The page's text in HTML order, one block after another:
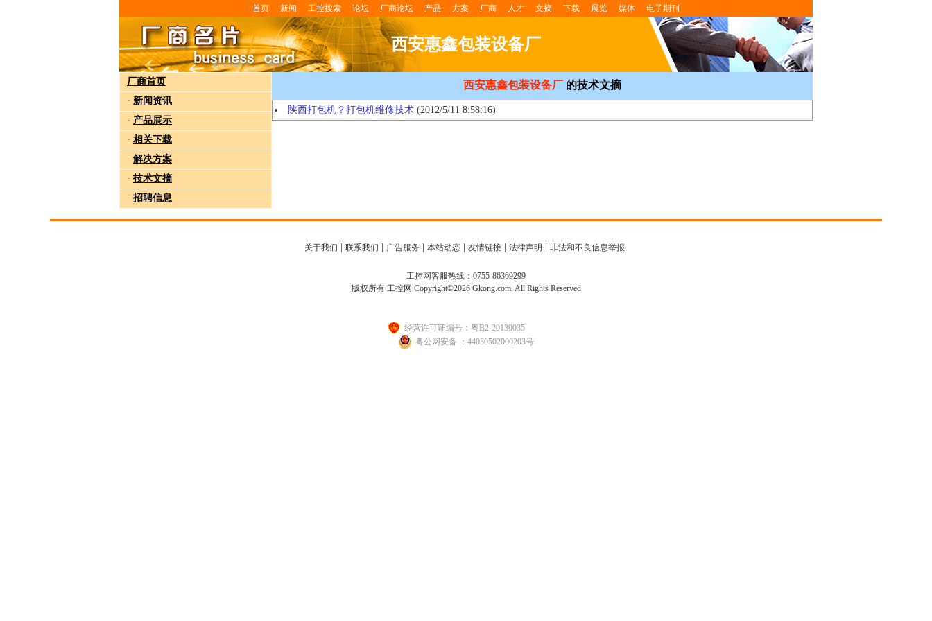
首页 新闻 工控搜索 论坛 厂商论坛 产品 方案 厂商 人才 文摘 下载 展览 媒体 电子期刊
西安惠鑫包装设备厂
厂商首页
· 新闻资讯
· 产品展示
· 相关下载
· 解决方案
· 技术文摘
· 招聘信息
西安惠鑫包装设备厂 的技术文摘
陕西打包机？打包机维修技术 (2012/5/11 8:58:16)
关于我们 联系我们 广告服务 本站动态| 友情链接| 法律声明 非法和不良信息举报
工控网客服热线：0755-86369299
版权所有 工控网 Copyright©2026 Gkong.com, All Rights Reserved
经营许可证编号：粤B2-20130035
粤公网安备 ：44030502000203号